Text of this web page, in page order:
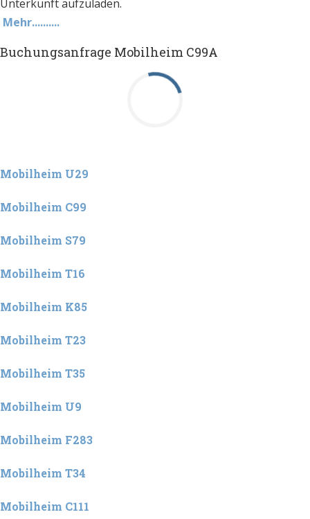
Unterkunft aufzuladen.
Mehr..........
Buchungsanfrage Mobilheim C99A
Mobilheim U29
Mobilheim C99
Mobilheim S79
Mobilheim T16
Mobilheim K85
Mobilheim T23
Mobilheim T35
Mobilheim U9
Mobilheim F283
Mobilheim T34
Mobilheim C111